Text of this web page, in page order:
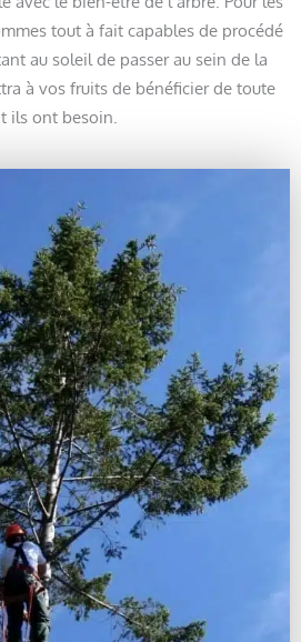
tout à fait capables de procédé
au soleil de passer au sein de la
à vos fruits de bénéficier de toute
ils ont besoin.